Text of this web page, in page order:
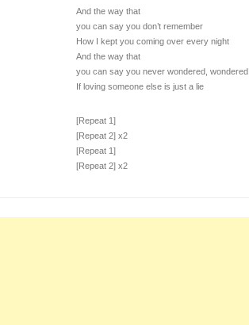
And the way that
you can say you don’t remember
How I kept you coming over every night
And the way that
you can say you never wondered, wondered
If loving someone else is just a lie
[Repeat 1]
[Repeat 2] x2
[Repeat 1]
[Repeat 2] x2